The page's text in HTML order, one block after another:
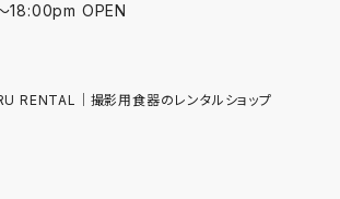
18:00pm OPEN
RENTAL｜撮影用食器のレンタルショップ